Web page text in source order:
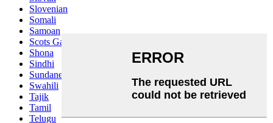
Slovenian
Somali
Samoan
Scots Gaelic
Shona
Sindhi
Sundanese
Swahili
Tajik
Tamil
Telugu